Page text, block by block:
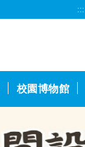
:::
校園博物館